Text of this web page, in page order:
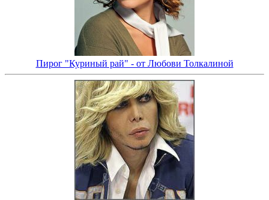
Пирог "Куриный рай" - от Любови Толкалиной